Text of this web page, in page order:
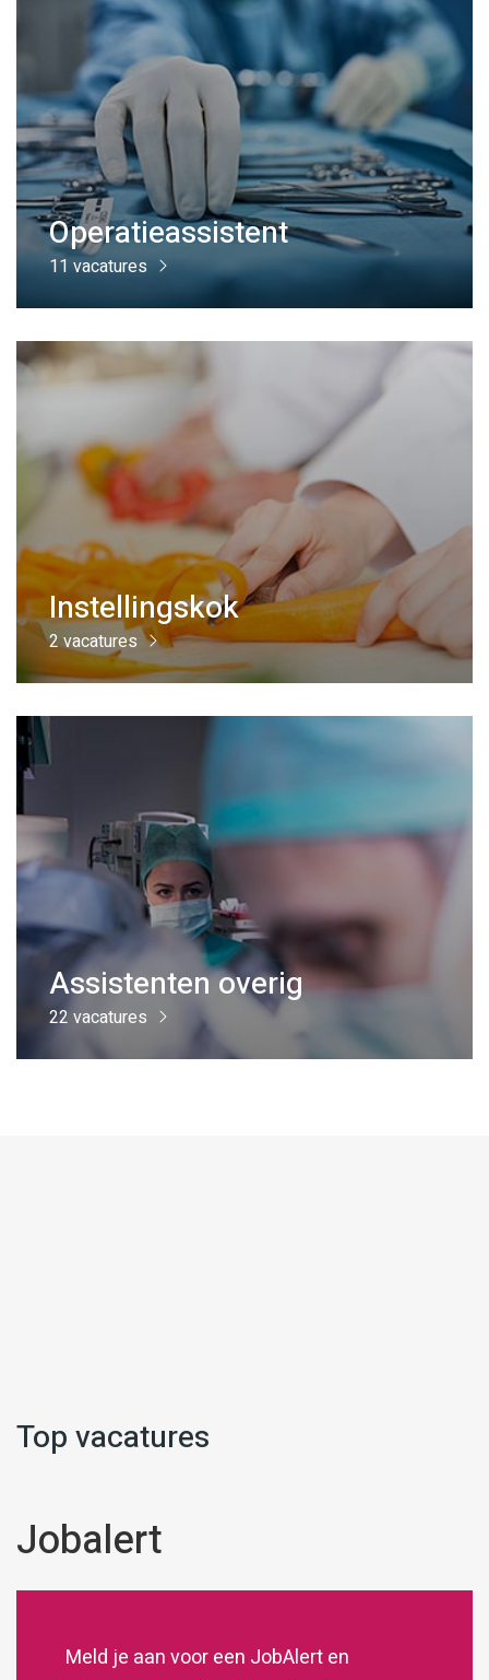
Operatieassistent
11 vacatures
Instellingskok
2 vacatures
Assistenten overig
22 vacatures
Top vacatures
Jobalert
Meld je aan voor een JobAlert en